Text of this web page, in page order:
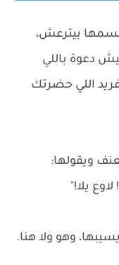
بيترعش،
دعوة باللي
اللي حضرتك
ويقولها:
يلا!"
وهو ولا هنا.